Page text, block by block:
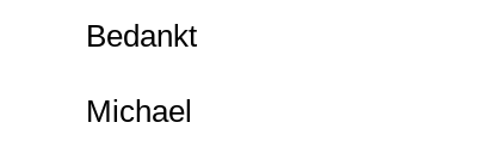
Bedankt
Michael